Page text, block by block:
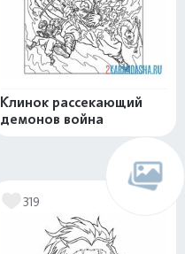
Клинок рассекающий
демонов война
319